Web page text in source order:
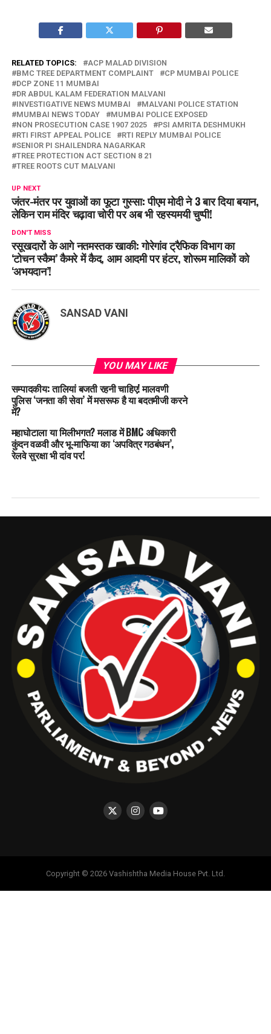
RELATED TOPICS:
ACP MALAD DIVISION
BMC TREE DEPARTMENT COMPLAINT
CP MUMBAI POLICE
DCP ZONE 11 MUMBAI
DR ABDUL KALAM FEDERATION MALVANI
INVESTIGATIVE NEWS MUMBAI
MALVANI POLICE STATION
MUMBAI NEWS TODAY
MUMBAI POLICE EXPOSED
NON PROSECUTION CASE 1907 2025
PSI AMRITA DESHMUKH
RTI FIRST APPEAL POLICE
RTI REPLY MUMBAI POLICE
SENIOR PI SHAILENDRA NAGARKAR
TREE PROTECTION ACT SECTION 8 21
TREE ROOTS CUT MALVANI
UP NEXT
जंतर-मंतर पर युवाओं का फूटा गुस्सा: पीएम मोदी ने 3 बार दिया बयान,
लेकिन राम मंदिर चढ़ावा चोरी पर अब भी रहस्यमयी चुप्पी!
DON'T MISS
रसूखदारों के आगे नतमस्तक खाकी: गोरेगांव ट्रैफिक विभाग का
‘टोचन स्कैम’ कैमरे में कैद, आम आदमी पर हंटर, शोरूम मालिकों को
‘अभयदान’!
SANSAD VANI
YOU MAY LIKE
सम्पादकीय: तालियां बजती रहनी चाहिए! मालवणी
पुलिस ‘जनता की सेवा’ में मसरूफ है या बदतमीजी करने
में?
महाघोटाला या मिलीभगत? मलाड में BMC अधिकारी
कुंदन वळवी और भू-माफिया का ‘अपवित्र गठबंधन’,
रेलवे सुरक्षा भी दांव पर!
Copyright © 2026 Vashishtha Media House Pvt. Ltd.